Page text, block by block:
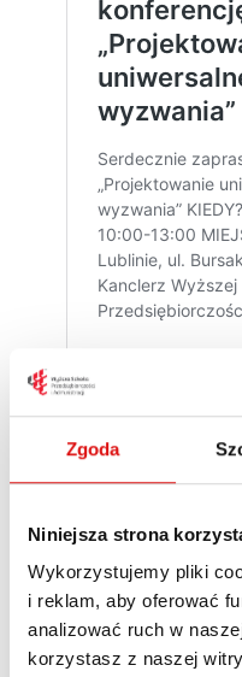
Zgoda
Niniejsza strona
Wykorzystujemy pliki
i reklam, aby oferować
analizować ruch w
korzystasz z naszej
WSPA
Wyższa Szkoła